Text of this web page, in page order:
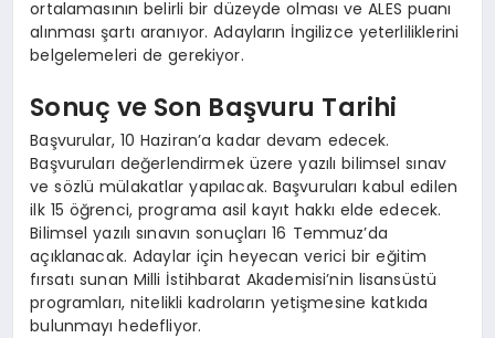
ortalamasının belirli bir düzeyde olması ve ALES puanı
alınması şartı aranıyor. Adayların İngilizce yeterliliklerini
belgelemeleri de gerekiyor.
Sonuç ve Son Başvuru Tarihi
Başvurular, 10 Haziran’a kadar devam edecek.
Başvuruları değerlendirmek üzere yazılı bilimsel sınav
ve sözlü mülakatlar yapılacak. Başvuruları kabul edilen
ilk 15 öğrenci, programa asil kayıt hakkı elde edecek.
Bilimsel yazılı sınavın sonuçları 16 Temmuz’da
açıklanacak. Adaylar için heyecan verici bir eğitim
fırsatı sunan Milli İstihbarat Akademisi’nin lisansüstü
programları, nitelikli kadroların yetişmesine katkıda
bulunmayı hedefliyor.